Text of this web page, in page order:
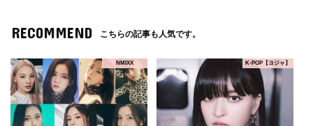
RECOMMEND こちらの記事も人気です。
NMIXX K-POP【ヨジャ】